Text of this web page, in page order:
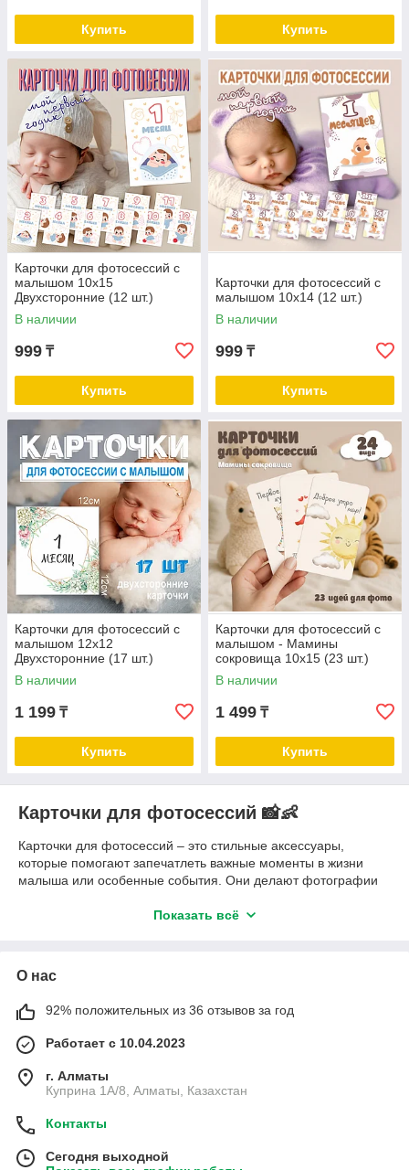
Купить Купить
Карточки для фотосессий с
малышом 10х15
Двухсторонние (12 шт.)
В наличии
999 ₸
Купить
Карточки для фотосессий с
малышом 10х14 (12 шт.)
В наличии
999 ₸
Купить
Карточки для фотосессий с
малышом 12х12
Двухсторонние (17 шт.)
В наличии
1 199 ₸
Купить
Карточки для фотосессий с
малышом - Мамины
сокровища 10х15 (23 шт.)
В наличии
1 499 ₸
Купить
Карточки для фотосессий 📸👶
Карточки для фотосессий – это стильные аксессуары,
которые помогают запечатлеть важные моменты в жизни
малыша или особенные события. Они делают фотографии
сохранить воспоминания на долгие годы.
📅
месяцев, первый год малыша, первый день в садике и
другие важные этапы.
🎉 Карточки для особых событий– "Моя первая улыбка",
"Мой первый зубик", "Сегодня я сказал(а) первое слово" и
другие памятные моменты.
💖
Персонализированные карточки
добавить имя ребенка, дату рождения, вес, рост и другие
🌿
Тематика и дизайн
звездочки, цветы и др.).
Показать всё
О нас
92% положительных из 36 отзывов за год
Работает с 10.04.2023
г. Алматы
Куприна 1A/8, Алматы, Казахстан
Контакты
Сегодня выходной